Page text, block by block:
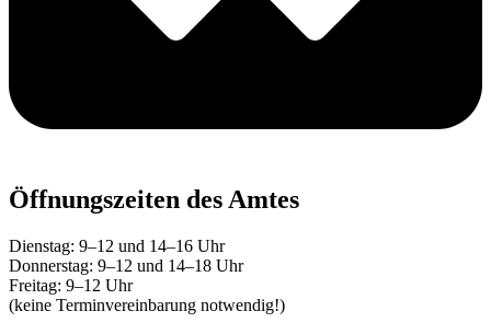
Öffnungszeiten des Amtes
Dienstag: 9–12 und 14–16 Uhr
Donnerstag: 9–12 und 14–18 Uhr
Freitag: 9–12 Uhr
(keine Terminvereinbarung notwendig!)